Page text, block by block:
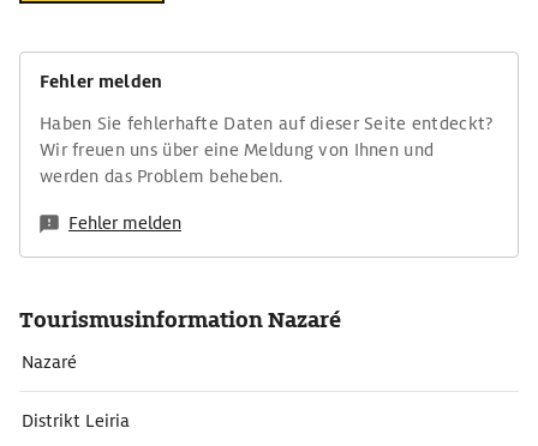
Fehler melden
Haben Sie fehlerhafte Daten auf dieser Seite entdeckt?
Wir freuen uns über eine Meldung von Ihnen und
werden das Problem beheben.
Fehler melden
Tourismusinformation Nazaré
Nazaré
Distrikt Leiria